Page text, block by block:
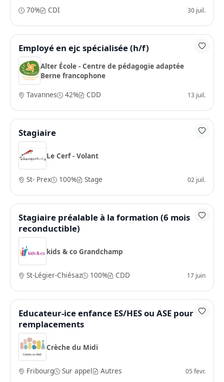
70% CDI 30 juil.
Employé en ejc spécialisée (h/f)
Alter École - Centre de pédagogie adaptée
Berne francophone
Tavannes
42% CDD 13 juil.
Stagiaire
Le Cerf - Volant
St- Prex 100% Stage 02 juil.
Stagiaire préalable à la formation (6 mois
reconductible)
kids & co Grandchamp
St-Légier-Chiésaz 100% CDD 17 juin
Educateur-ice enfance ES/HES ou ASE pour
remplacements
Crèche du Midi
Fribourg Sur appel Autres 05 fevr.